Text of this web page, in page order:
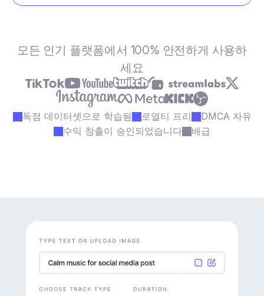
모든 인기 플랫폼에서 100% 안전하게 사용하
세요
독점 데이터셋으로 학습됨 로열티 프리
DMCA 자유
수익 창출이 승인되었습니다
배급